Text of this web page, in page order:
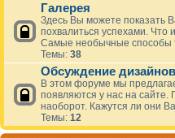
Галерея
Здесь Вы можете показать
похвалиться успехами. Что
Самые необычные способы
Темы: 38
Обсуждение дизайнов
В этом форуме мы
появляются у нас на
наоборот. Кажутся ли они
Темы: 12